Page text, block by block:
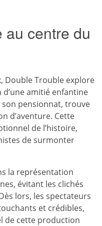
au centre du
Double Trouble explore
amitié enfantine
son pensionnat, trouve
d’aventure. Cette
de l’histoire,
de surmonter
la représentation
évitant les clichés
lors, les spectateurs
et crédibles,
de cette production